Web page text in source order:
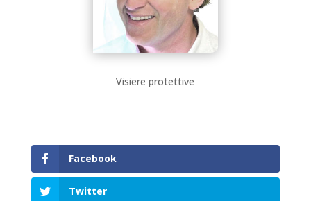
Visiere protettive
Facebook
Twitter